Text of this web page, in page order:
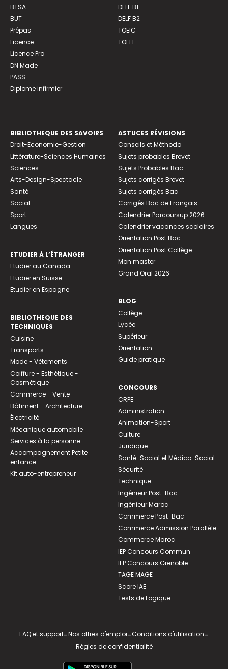
BTSA
BUT
Prépas
Licence
Licence Pro
DN Made
PASS
Diplome infirmier
DELF B1
DELF B2
TOEIC
TOEFL
BIBLIOTHEQUE DES SAVOIRS
Droit-Economie-Gestion
Littérature-Sciences Humaines
Sciences
Arts-Design-Spectacle
Santé
Social
Sport
Langues
ETUDIER À L’ÉTRANGER
Etudier au Canada
Etudier en Suisse
Etudier en Espagne
BIBLIOTHEQUE DES
TECHNIQUES
Cuisine
Transports
Mode - Vêtements
Coiffure - Esthétique -
Cosmétique
Commerce - Vente
Bâtiment - Architecture
Électricité
Mécanique automobile
Services à la personne
Accompagnement Petite
enfance
Kit auto-entrepreneur
ASTUCES RÉVISIONS
Conseils et Méthodo
Sujets probables Brevet
Sujets Probables Bac
Sujets corrigés Brevet
Sujets corrigés Bac
Corrigés Bac de Français
Calendrier Parcoursup 2026
Calendrier vacances scolaires
Orientation Post Bac
Orientation Post Collège
Mon master
Grand Oral 2026
BLOG
Collège
Lycée
Supérieur
Orientation
Guide pratique
CONCOURS
CRPE
Administration
Animation-Sport
Culture
Juridique
Santé-Social et Médico-Social
Sécurité
Technique
Ingénieur Post-Bac
Ingénieur Maroc
Commerce Post-Bac
Commerce Admission Parallèle
Commerce Maroc
IEP Concours Commun
IEP Concours Grenoble
TAGE MAGE
Score IAE
Tests de Logique
FAQ et support-Nos offres d'emploi-Conditions d'utilisation-
Règles de confidentialité